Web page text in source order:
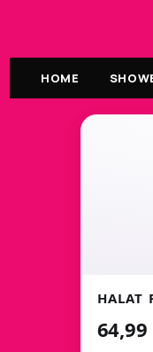
HOME
HALAT
64,99